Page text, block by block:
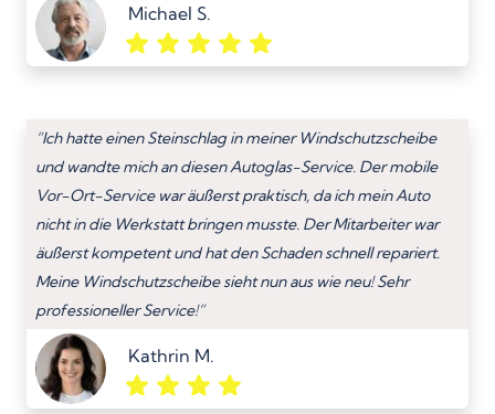
Michael S.
“Ich hatte einen Steinschlag in meiner Windschutzscheibe
und wandte mich an diesen Autoglas-Service. Der mobile
Vor-Ort-Service war äußerst praktisch, da ich mein Auto
nicht in die Werkstatt bringen musste. Der Mitarbeiter war
äußerst kompetent und hat den Schaden schnell repariert.
Meine Windschutzscheibe sieht nun aus wie neu! Sehr
professioneller Service!”
Kathrin M.